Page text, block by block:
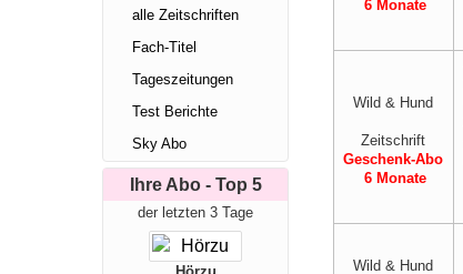
6 Monate
Wild & Hund
Zeitschrift
Geschenk-Abo
6 Monate
Wild & Hund
alle Zeitschriften
Fach-Titel
Tageszeitungen
Test Berichte
Sky Abo
Ihre Abo - Top 5
der letzten 3 Tage